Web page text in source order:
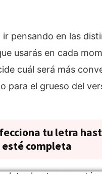
pensando en las
usarás en cada
cuál será más
para el grueso del
tu letra
esté completa